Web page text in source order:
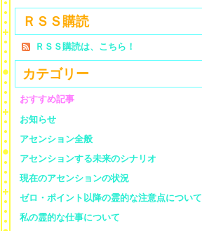
ＲＳＳ購読
ＲＳＳ購読は、こちら！
カテゴリー
おすすめ記事
お知らせ
アセンション全般
アセンションする未来のシナリオ
現在のアセンションの状況
ゼロ・ポイント以降の霊的な注意点について
私の霊的な仕事について